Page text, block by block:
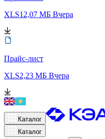
XLS12,07 МБ Вчера
Прайс-лист
XLS2,23 МБ Вчера
Каталог
Каталог